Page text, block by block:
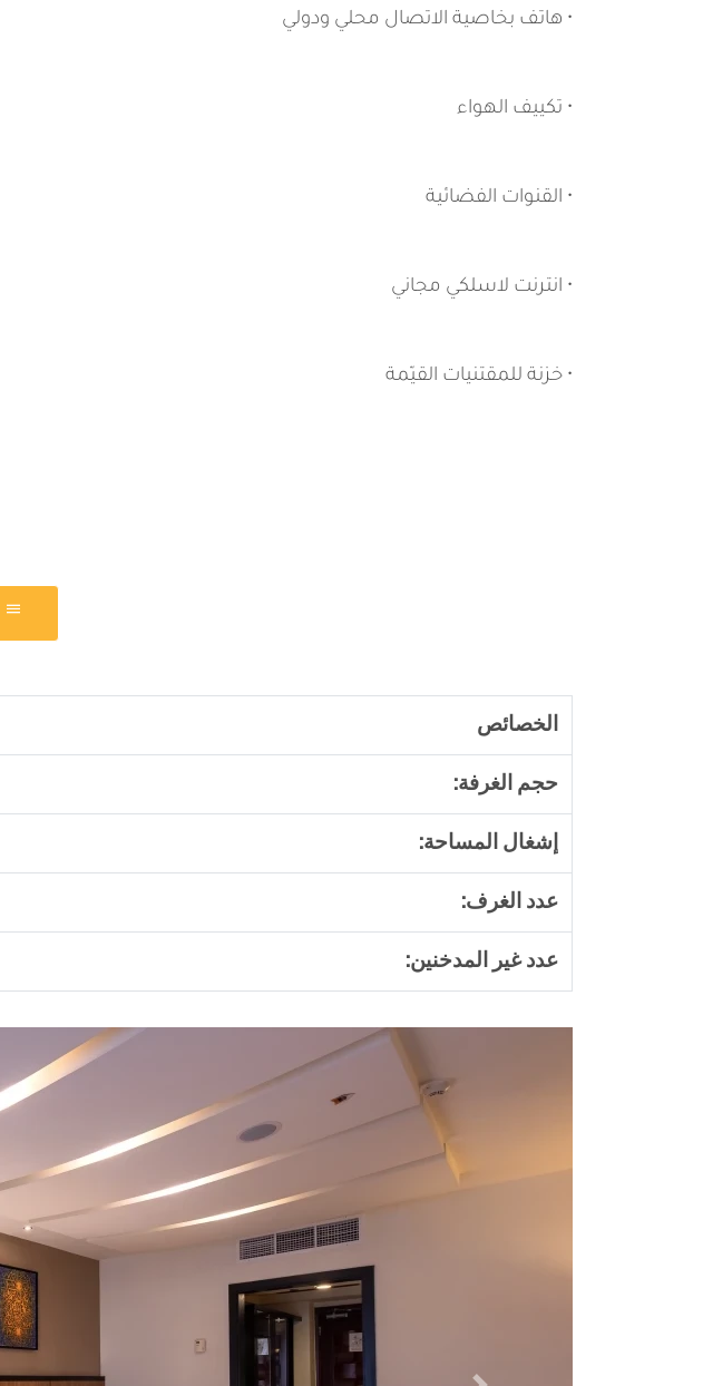
• هاتف بخاصية الاتصال محلي ودولي
• تكييف الهواء
• القنوات الفضائية
• انترنت لاسلكي مجاني
• خزنة للمقتنيات القيّمة
الخصائص
حجم الغرفة:
إشغال المساحة:
عدد الغرف:
عدد غير المدخنين: